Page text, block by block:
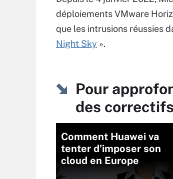
déploiements VMware
que les intrusions réussies
Night Sky ».
Pour
des
Comment Huawei va
tenter d’imposer son
cloud en Europe